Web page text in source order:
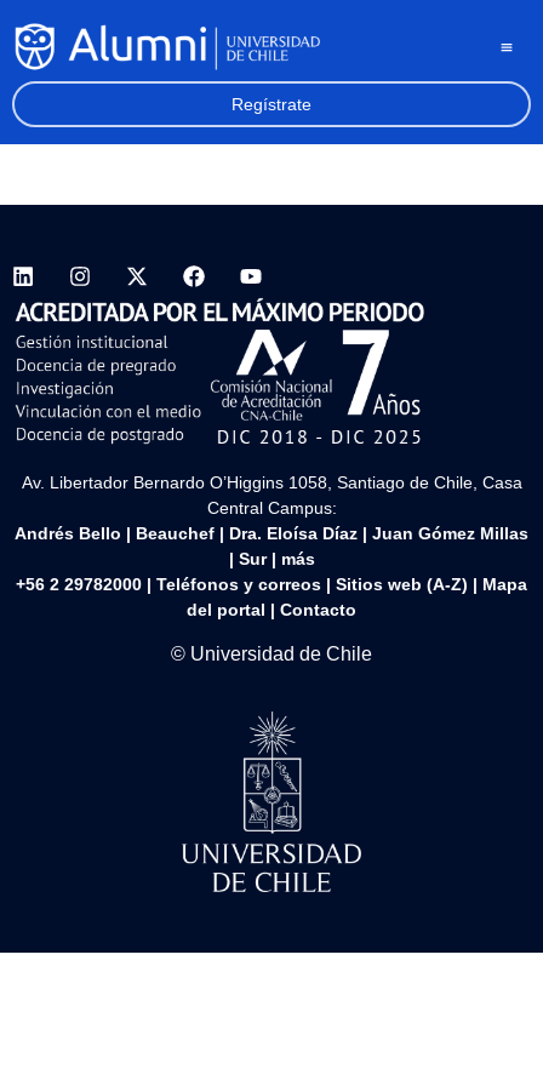
Regístrate
Av. Libertador Bernardo O’Higgins 1058, Santiago de Chile, Casa
Central Campus:
Andrés Bello | Beauchef | Dra. Eloísa Díaz | Juan Gómez Millas
| Sur| más
+56 2 29782000 | Teléfonos y correos | Sitios web (A-Z) | Mapa
del portal | Contacto
© Universidad de Chile